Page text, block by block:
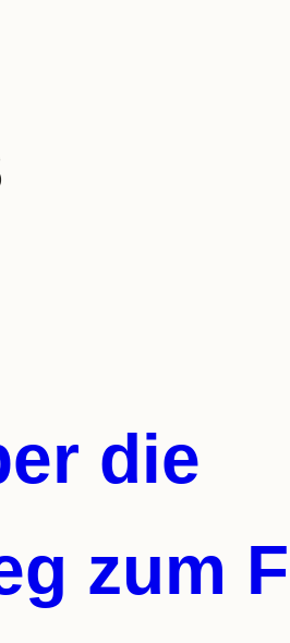
die
zum